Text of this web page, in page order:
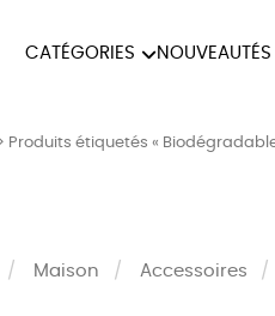
CATÉGORIES NOUVEAUTÉS
Produits étiquetés «
Maison Accessoires